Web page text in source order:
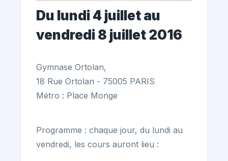
Du lundi 4 juillet au
vendredi 8 juillet 2016
Gymnase Ortolan,
18 Rue Ortolan - 75005 PARIS
Métro : Place Monge
Programme : chaque jour, du lundi au
vendredi, les cours auront lieu :